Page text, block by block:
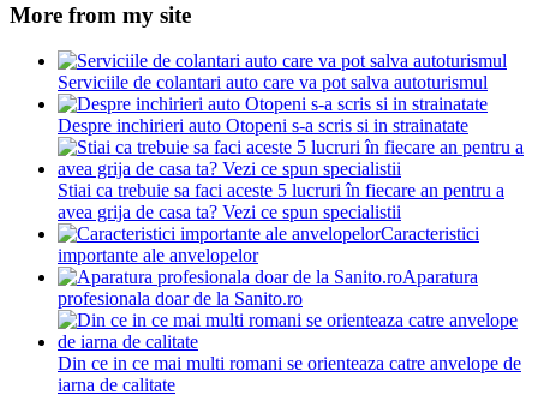
More from my site
Serviciile de colantari auto care va pot salva autoturismul
Despre inchirieri auto Otopeni s-a scris si in strainatate
Stiai ca trebuie sa faci aceste 5 lucruri în fiecare an pentru a
avea grija de casa ta? Vezi ce spun specialistii
Caracteristici
importante ale anvelopelor
Aparatura
profesionala doar de la Sanito.ro
Din ce in ce mai multi romani se orienteaza catre anvelope de
iarna de calitate